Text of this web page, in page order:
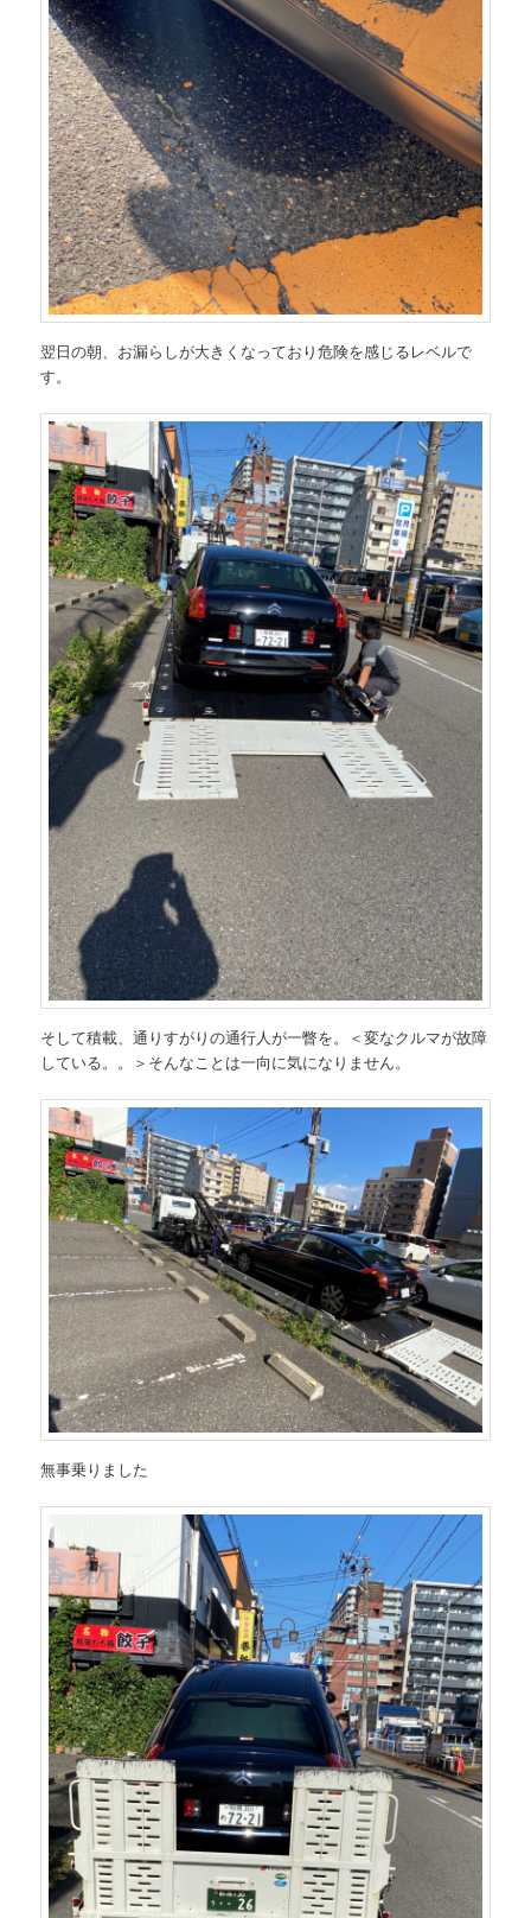
翌日の朝、お漏らしが大きくなっており危険を感じるレベルで
す。
そして積載、通りすがりの通行人が一瞥を。＜変なクルマが故障
している。。＞そんなことは一向に気になりません。
無事乗りました